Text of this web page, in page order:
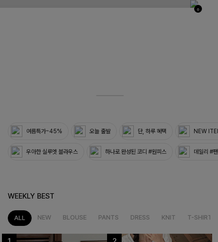
0
여름특가~45% 오늘 출발 단, 하루 혜택 NEW
우아한 실루엣 블라우스 하나로 완성된 코디 #원피스 데일리 #
WEEKLY BEST
ALL NEW BLOUSE PANTS DRESS KNIT T-SHIRT